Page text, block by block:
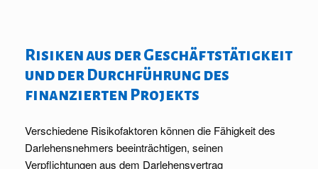
Risiken aus der Geschäftstätigkeit
und der Durchführung des
finanzierten Projekts
Verschiedene Risikofaktoren können die Fähigkeit des
Darlehensnehmers beeinträchtigen, seinen
Verpflichtungen aus dem Darlehensvertrag